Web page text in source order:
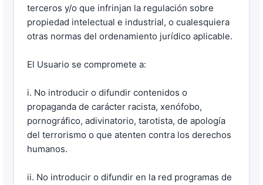
terceros y/o que infrinjan la regulación sobre
propiedad intelectual e industrial, o cualesquiera
otras normas del ordenamiento jurídico aplicable.
El Usuario se compromete a:
i. No introducir o difundir contenidos o
propaganda de carácter racista, xenófobo,
pornográfico, adivinatorio, tarotista, de apología
del terrorismo o que atenten contra los derechos
humanos.
ii. No introducir o difundir en la red programas de